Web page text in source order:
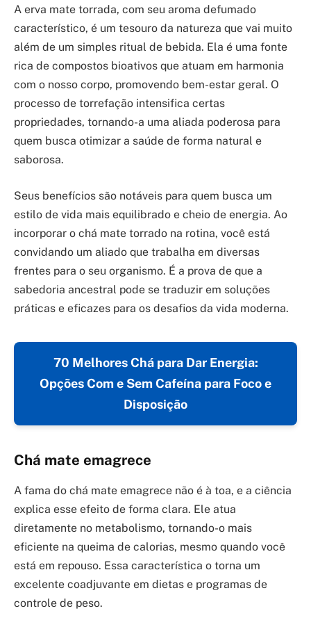
A erva mate torrada, com seu aroma defumado
característico, é um tesouro da natureza que vai muito
além de um simples ritual de bebida. Ela é uma fonte
rica de compostos bioativos que atuam em harmonia
com o nosso corpo, promovendo bem-estar geral. O
processo de torrefação intensifica certas
propriedades, tornando-a uma aliada poderosa para
quem busca otimizar a saúde de forma natural e
saborosa.
Seus benefícios são notáveis para quem busca um
estilo de vida mais equilibrado e cheio de energia. Ao
incorporar o chá mate torrado na rotina, você está
convidando um aliado que trabalha em diversas
frentes para o seu organismo. É a prova de que a
sabedoria ancestral pode se traduzir em soluções
práticas e eficazes para os desafios da vida moderna.
70 Melhores Chá para Dar Energia:
Opções Com e Sem Cafeína para Foco e
Disposição
Chá mate emagrece
A fama do chá mate emagrece não é à toa, e a ciência
explica esse efeito de forma clara. Ele atua
diretamente no metabolismo, tornando-o mais
eficiente na queima de calorias, mesmo quando você
está em repouso. Essa característica o torna um
excelente coadjuvante em dietas e programas de
controle de peso.